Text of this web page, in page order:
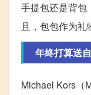
手提包还是背包
且，包包作为礼
年终打算送
Michael Kors（